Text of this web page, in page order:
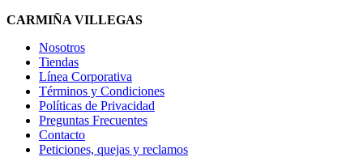
CARMIÑA VILLEGAS
Nosotros
Tiendas
Línea Corporativa
Términos y Condiciones
Políticas de Privacidad
Preguntas Frecuentes
Contacto
Peticiones, quejas y reclamos